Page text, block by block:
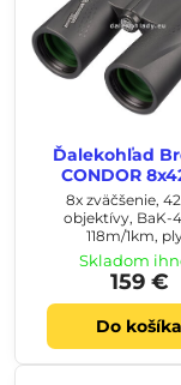
Ďalekohľad
CONDOR
8x zväčšenie,
objektívy, BaK-
118m/1km,
Skladom
159 €
Do košíka